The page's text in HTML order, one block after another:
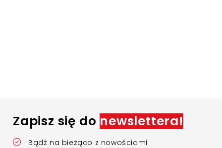
Zapisz się do newslettera!
Bądź na bieżąco z nowościami